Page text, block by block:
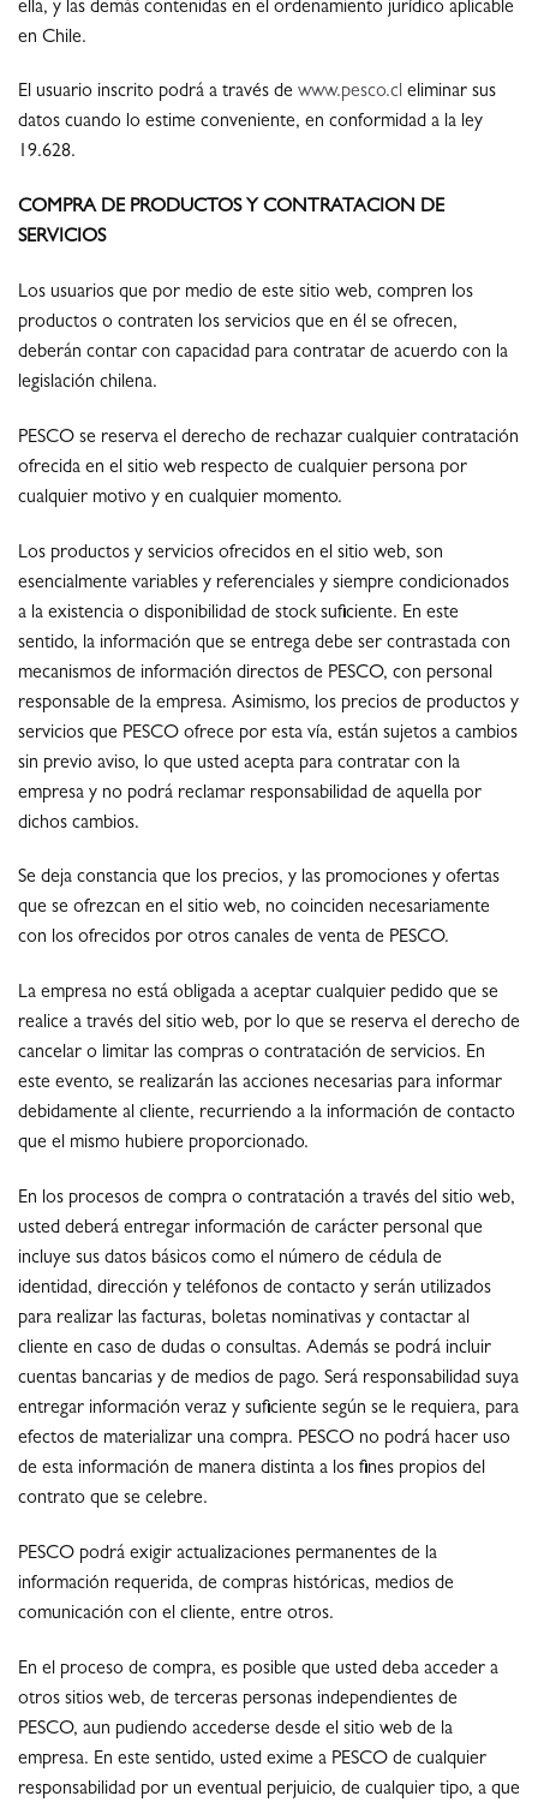
ella, y las demás contenidas en el ordenamiento jurídico aplicable
en Chile.
El usuario inscrito podrá a través de www.pesco.cl eliminar sus
datos cuando lo estime conveniente, en conformidad a la ley
19.628.
COMPRA DE PRODUCTOS Y CONTRATACION DE
SERVICIOS
Los usuarios que por medio de este sitio web, compren los
productos o contraten los servicios que en él se ofrecen,
deberán contar con capacidad para contratar de acuerdo con la
legislación chilena.
PESCO se reserva el derecho de rechazar cualquier contratación
ofrecida en el sitio web respecto de cualquier persona por
cualquier motivo y en cualquier momento.
Los productos y servicios ofrecidos en el sitio web, son
esencialmente variables y referenciales y siempre condicionados
a la existencia o disponibilidad de stock suficiente. En este
sentido, la información que se entrega debe ser contrastada con
mecanismos de información directos de PESCO, con personal
responsable de la empresa. Asimismo, los precios de productos y
servicios que PESCO ofrece por esta vía, están sujetos a cambios
sin previo aviso, lo que usted acepta para contratar con la
empresa y no podrá reclamar responsabilidad de aquella por
dichos cambios.
Se deja constancia que los precios, y las promociones y ofertas
que se ofrezcan en el sitio web, no coinciden necesariamente
con los ofrecidos por otros canales de venta de PESCO.
La empresa no está obligada a aceptar cualquier pedido que se
realice a través del sitio web, por lo que se reserva el derecho de
cancelar o limitar las compras o contratación de servicios. En
este evento, se realizarán las acciones necesarias para informar
debidamente al cliente, recurriendo a la información de contacto
que el mismo hubiere proporcionado.
En los procesos de compra o contratación a través del sitio web,
usted deberá entregar información de carácter personal que
incluye sus datos básicos como el número de cédula de
identidad, dirección y teléfonos de contacto y serán utilizados
para realizar las facturas, boletas nominativas y contactar al
cliente en caso de dudas o consultas. Además se podrá incluir
cuentas bancarias y de medios de pago. Será responsabilidad suya
entregar información veraz y suficiente según se le requiera, para
efectos de materializar una compra. PESCO no podrá hacer uso
de esta información de manera distinta a los fines propios del
contrato que se celebre.
PESCO podrá exigir actualizaciones permanentes de la
información requerida, de compras históricas, medios de
comunicación con el cliente, entre otros.
En el proceso de compra, es posible que usted deba acceder a
otros sitios web, de terceras personas independientes de
PESCO, aun pudiendo accederse desde el sitio web de la
empresa. En este sentido, usted exime a PESCO de cualquier
responsabilidad por un eventual perjuicio, de cualquier tipo, a que